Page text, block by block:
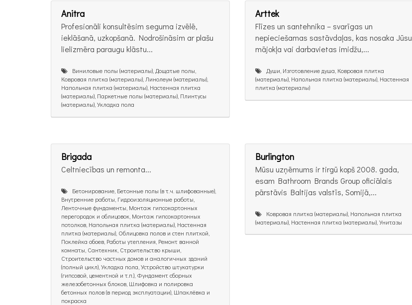
Anitra
Profesionāli konsultēsim seguma izvēlē,
ieklāšanā, uzkopšanā. Nodrošināsim ar plašu
lielizmēra paraugu klāstu...
Виниловые полы (материалы), Дощатые полы,
Ковровая плитка (материалы), Линолеум (материалы),
Напольная плитка (материалы), Настенная плитка
(материалы), Паркетные полы (материалы), Плинтусы
(материалы), Укладка пола
Arttek
Flīzes un santehnika – svarīgas un
nepieciešamas sastāvdaļas, kas nosaka Jūsu
mājokļa vai darbavietas imidžu,...
Души, Изготовление душа, Ковровая плитка
(материалы), Напольная плитка (материалы), Настенная
плитка (материалы)
Brigada
Celtniecības un remonta...
Бетонирование, Бетонные полы (в т.ч. шлифованные),
Внутренние работы, Гидроизоляционные работы,
Ленточные фундаменты, Монтаж гипсокартонных
перегородок и облицовок, Монтаж гипсокартонных
потолков, Напольная плитка (материалы), Настенная
плитка (материалы), Облицовка полов и стен плиткой,
Поклейка обоев, Работы утепления, Ремонт ванной
комнаты, Сантехник, Строительство крыши,
Строительство частных домов и аналогичных зданий
(полный цикл), Укладка пола, Устройство штукатурки
(гипсовой, цементной и т.п.), Фундамент сборных
железобетонных блоков, Шлифовка и полировка
бетонных полов (в период эксплуатации), Шпаклёвка и
покраска
Burlington
Mūsu uzņēmums ir tirgū kopš 2008. gada,
esam Bathroom Brands Group oficiālais
pārstāvis Baltijas valstīs, Somijā,...
Ковровая плитка (материалы), Напольная плитка
(материалы), Настенная плитка (материалы), Унитазы